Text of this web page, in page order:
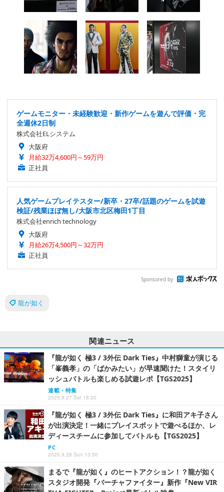
ゲームモニター・未経験歓迎・新作ゲームを遊んで評価・完
全週休2日制
株式会社ELシステム
大阪府
月給32万4,600円～59万円
正社員
人気ゲームプレイテスター/新卒・27卒/話題のゲームを試遊
検証/残業ほぼ無し/大阪市北区梅田1丁目
株式会社enrich technology
大阪府
月給26万4,500円～32万円
正社員
Sponsored by
龍が如く
関連ニュース
『龍が如く 極3 / 3外伝 Dark Ties』中村獅童が演じる
「峯義孝」の「ばかみたい」が早速聞けた！スタイリ
ッシュバトルも楽しめる試遊レポ【TGS2025】
連載・特集
2025.9.27 Sat 18:20
『龍が如く 極3 / 3外伝 Dark Ties』に和田アキ子さん
が出演決定！一緒にプレイスポットで遊べるほか、レ
ディースチームに参加してバトルも【TGS2025】
PC
2025.9.28 Sun 13:50
まるで『龍が如く』のヒートアクション！？龍が如く
スタジオ開発『バーチャファイター』新作『New VIR